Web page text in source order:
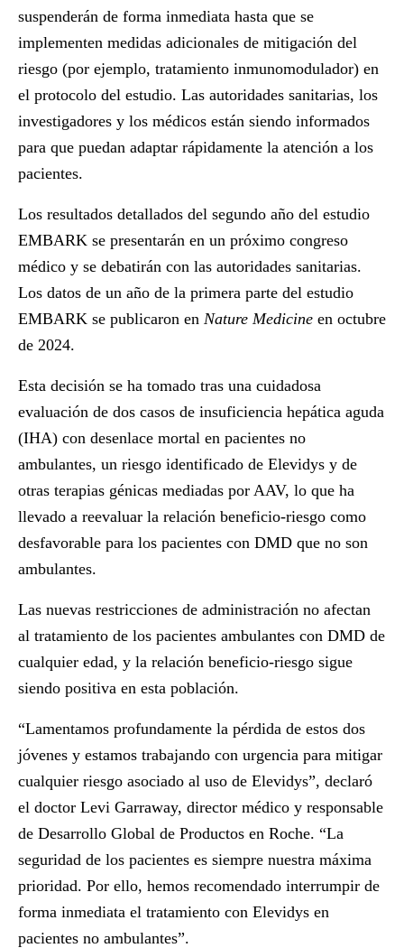
suspenderán de forma inmediata hasta que se
implementen medidas adicionales de mitigación del
riesgo (por ejemplo, tratamiento inmunomodulador) en
el protocolo del estudio. Las autoridades sanitarias, los
investigadores y los médicos están siendo informados
para que puedan adaptar rápidamente la atención a los
pacientes.
Los resultados detallados del segundo año del estudio
EMBARK se presentarán en un próximo congreso
médico y se debatirán con las autoridades sanitarias.
Los datos de un año de la primera parte del estudio
EMBARK se publicaron en Nature Medicine en octubre
de 2024.
Esta decisión se ha tomado tras una cuidadosa
evaluación de dos casos de insuficiencia hepática aguda
(IHA) con desenlace mortal en pacientes no
ambulantes, un riesgo identificado de Elevidys y de
otras terapias génicas mediadas por AAV, lo que ha
llevado a reevaluar la relación beneficio-riesgo como
desfavorable para los pacientes con DMD que no son
ambulantes.
Las nuevas restricciones de administración no afectan
al tratamiento de los pacientes ambulantes con DMD de
cualquier edad, y la relación beneficio-riesgo sigue
siendo positiva en esta población.
“Lamentamos profundamente la pérdida de estos dos
jóvenes y estamos trabajando con urgencia para mitigar
cualquier riesgo asociado al uso de Elevidys”, declaró
el doctor Levi Garraway, director médico y responsable
de Desarrollo Global de Productos en Roche. “La
seguridad de los pacientes es siempre nuestra máxima
prioridad. Por ello, hemos recomendado interrumpir de
forma inmediata el tratamiento con Elevidys en
pacientes no ambulantes”.